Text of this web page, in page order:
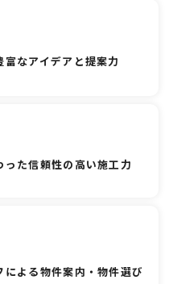
なアイデアと提案力
た信頼性の高い施工力
よる物件案内・物件選び